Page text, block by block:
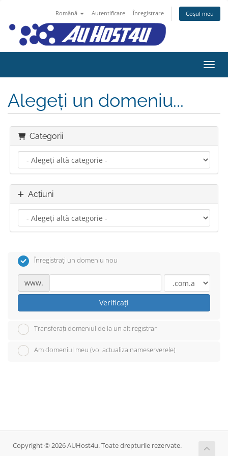
Română Autentificare Înregistrare Coșul meu
Alegeți un domeniu...
Categorii
Acțiuni
Înregistrați un domeniu nou
www.
Verificați
Transferați domeniul de la un alt registrar
Am domeniul meu (voi actualiza nameserverele)
Copyright © 2026 AUHost4u. Toate drepturile rezervate.